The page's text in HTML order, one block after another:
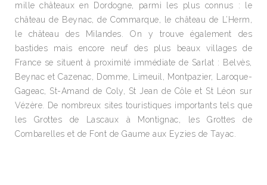
mille châteaux en Dordogne, parmi les plus connus : le
château de Beynac, de Commarque, le château de L’Herm,
le château des Milandes. On y trouve également des
bastides mais encore neuf des plus beaux villages de
France se situent à proximité immédiate de Sarlat : Belvès,
Beynac et Cazenac, Domme, Limeuil, Montpazier, Laroque-
Gageac, St-Amand de Coly, St Jean de Côle et St Léon sur
Vézère. De nombreux sites touristiques importants tels que
les Grottes de Lascaux à Montignac, les Grottes de
Combarelles et de Font de Gaume aux Eyzies de Tayac.